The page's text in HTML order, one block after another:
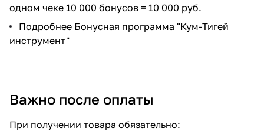
одном чеке 10 000 бонусов = 10 000 руб.
Подробнее Бонусная программа "Кум-Тигей
инструмент"
Важно после оплаты
При получении товара обязательно: